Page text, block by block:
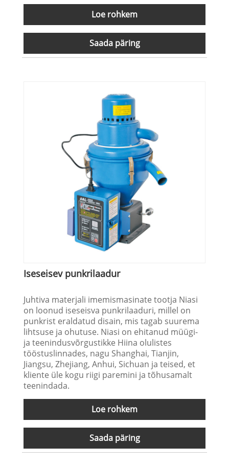
Loe rohkem
Saada päring
Iseseisev punkrilaadur
Juhtiva materjali imemismasinate tootja Niasi
on loonud iseseisva punkrilaaduri, millel on
punkrist eraldatud disain, mis tagab suurema
lihtsuse ja ohutuse. Niasi on ehitanud müügi-
ja teenindusvõrgustikke Hiina olulistes
tööstuslinnades, nagu Shanghai, Tianjin,
Jiangsu, Zhejiang, Anhui, Sichuan ja teised, et
kliente üle kogu riigi paremini ja tõhusamalt
teenindada.
Loe rohkem
Saada päring